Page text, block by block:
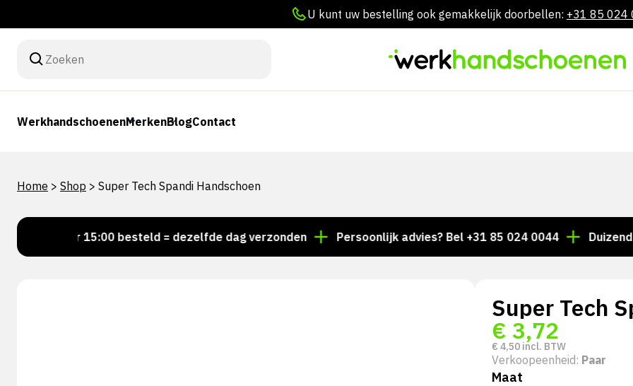
U kunt uw bestelling ook gemakkelijk doorbellen: +31 85 024
WerkhandschoenenMerkenBlogContact
Home > Shop > Super Tech Spandi Handschoen
Voor 15:00 besteld = dezelfde dag verzonden Persoonlijk advies? Bel +31 85 024 0044 Duizenden
Super Tech
€ 3,72
€ 4,50 incl. BTW
Verkoopeenheid: Paar
Maat